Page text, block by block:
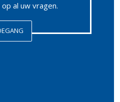
al uw vragen.